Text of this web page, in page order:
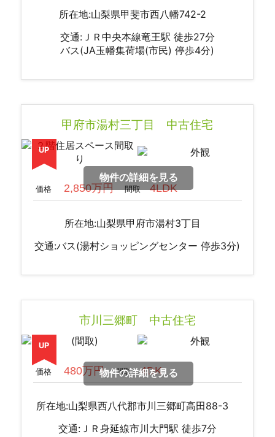
所在地:山梨県甲斐市西八幡742-2
交通:ＪＲ中央本線竜王駅 徒歩27分
バス(JA玉幡集荷場(市民) 停歩4分)
甲府市湯村三丁目 中古住宅
UP
物件の詳細を見る
価格 2,850万円 間取 4LDK
所在地:山梨県甲府市湯村3丁目
交通:バス(湯村ショッピングセンター 停歩3分)
市川三郷町 中古住宅
UP
物件の詳細を見る
価格 480万円 間取 4DK
所在地:山梨県西八代郡市川三郷町高田88-3
交通:ＪＲ身延線市川大門駅 徒歩7分